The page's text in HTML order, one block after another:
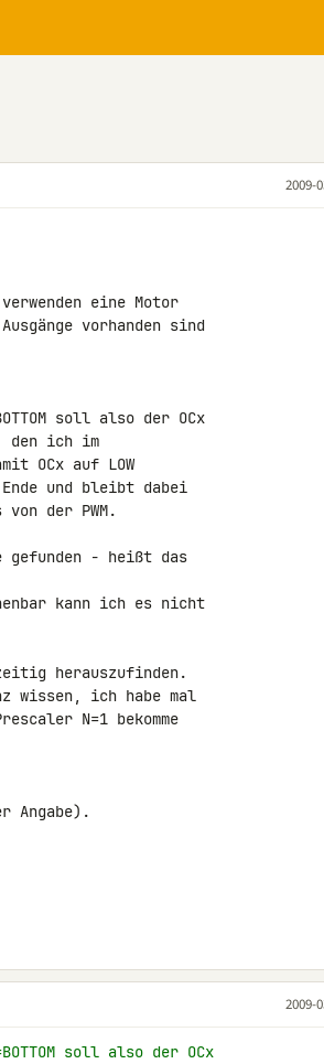
2009-
eine Motor
vorhanden sind
soll also der OCx
den ich im
OCx auf LOW
und bleibt dabei
der PWM.
gefunden - heißt das
kann ich es nicht
herauszufinden.
wissen, ich habe mal
N=1 bekomme
Angabe).
2009-
soll also der OCx